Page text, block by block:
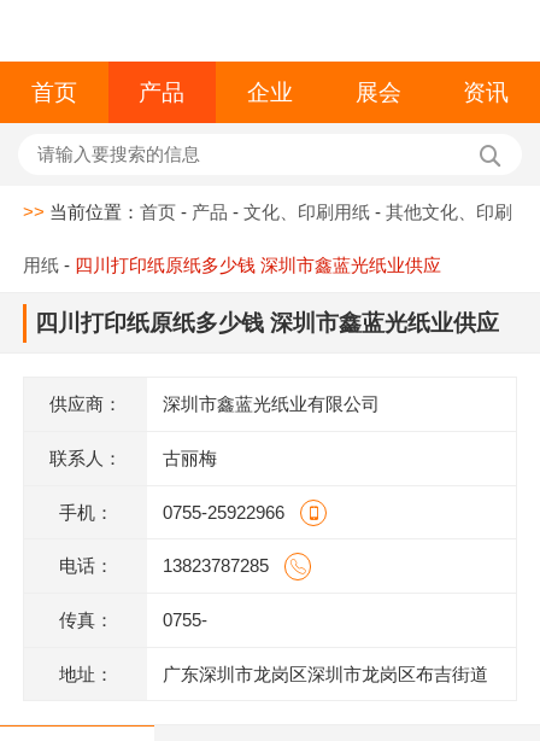
首页 产品 企业 展会 资讯
>> 当前位置：首页 - 产品 -文化、印刷用纸 -其他文化、印刷
用纸 - 四川打印纸原纸多少钱 深圳市鑫蓝光纸业供应
四川打印纸原纸多少钱 深圳市鑫蓝光纸业供应
供应商： 深圳市鑫蓝光纸业有限公司
联系人： 古丽梅
手机： 0755-25922966
电话： 13823787285
传真： 0755-
地址： 广东深圳市龙岗区深圳市龙岗区布吉街道